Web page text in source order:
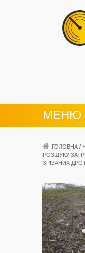
МЕНЮ
ГОЛОВНА /
РОЗШУКУ
ЗРІЗАНИХ